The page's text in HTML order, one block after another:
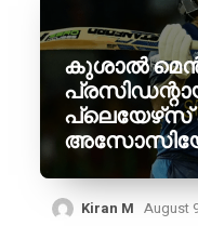
കുശാൽ
പ്ലെയേഴ്‌സ്
Kiran M August